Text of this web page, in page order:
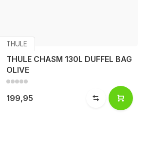
THULE
THULE CHASM 130L DUFFEL BAG
OLIVE
199,95